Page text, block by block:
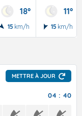
18°
15 km/h
11°
15 km/h
METTRE À JOUR
04 : 40